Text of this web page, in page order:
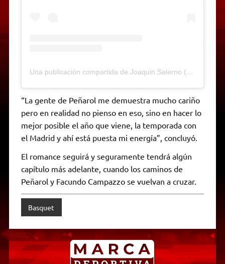
Una publicación compartida de Joaquin Salerno (@joaquinsalern0)
“La gente de Peñarol me demuestra mucho cariño
pero en realidad no pienso en eso, sino en hacer lo
mejor posible el año que viene, la temporada con
el Madrid y ahí está puesta mi energía”, concluyó.
El romance seguirá y seguramente tendrá algún
capítulo más adelante, cuando los caminos de
Peñarol y Facundo Campazzo se vuelvan a cruzar.
Basquet